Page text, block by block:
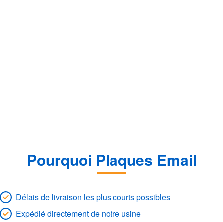
Pourquoi Plaques Email
Délais de livraison les plus courts possibles
Expédié directement de notre usine